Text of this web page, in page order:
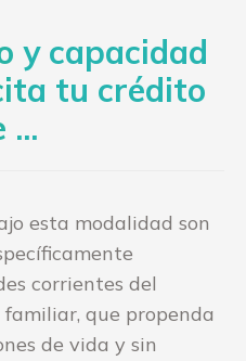
y capacidad
tu crédito
...
esta modalidad son
corrientes del
familiar, que propenda
de vida y sin